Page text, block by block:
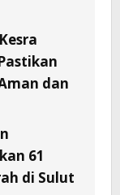
dan
61
di Sulut